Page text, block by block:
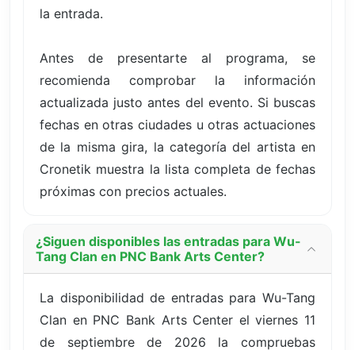
la entrada.
Antes de presentarte al programa, se
recomienda comprobar la información
actualizada justo antes del evento. Si buscas
fechas en otras ciudades u otras actuaciones
de la misma gira, la categoría del artista en
Cronetik muestra la lista completa de fechas
próximas con precios actuales.
¿Siguen disponibles las entradas para Wu-
Tang Clan en PNC Bank Arts Center?
La disponibilidad de entradas para Wu-Tang
Clan en PNC Bank Arts Center el viernes 11
de septiembre de 2026 la compruebas